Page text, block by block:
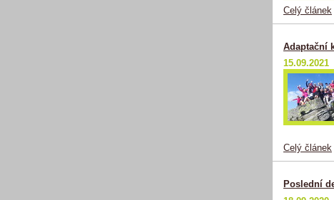
Celý článek
Adaptační
15.09.2021
Celý článek
Poslední